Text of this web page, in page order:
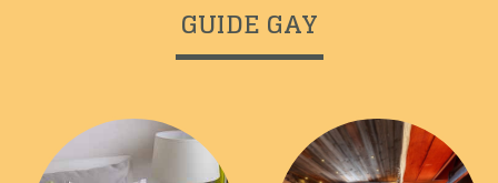
GUIDE GAY